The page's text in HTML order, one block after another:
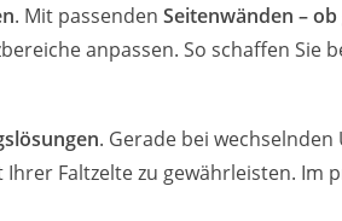
. Mit passenden Seitenwänden –
anpassen. So schaffen Sie
. Gerade bei
Faltzelte zu gewährleisten.